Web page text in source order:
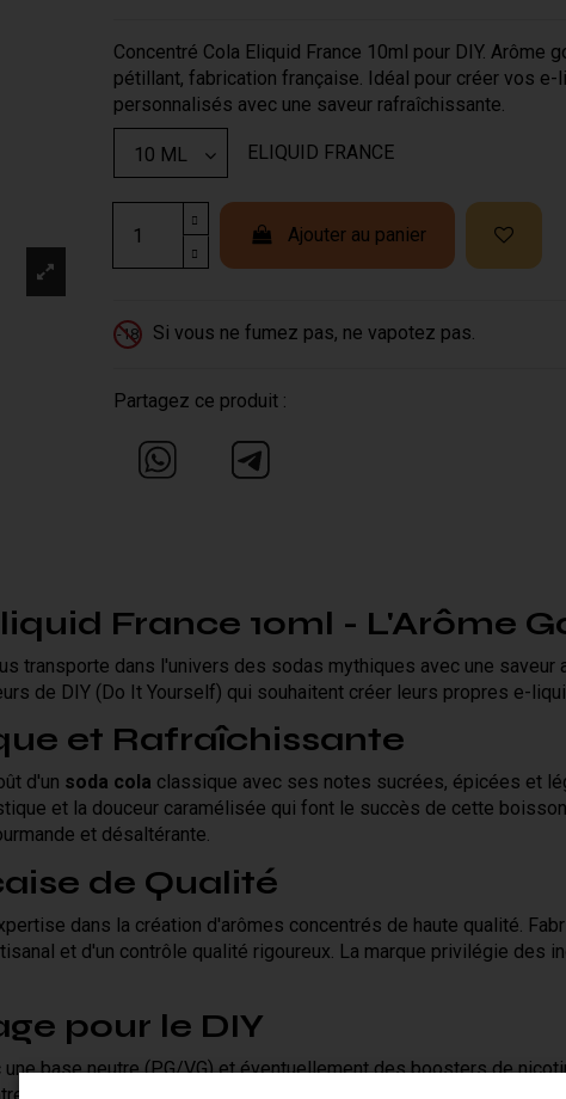
Concentré Cola Eliquid France 10ml pour DIY. Arôme
pétillant, fabrication française. Idéal pour créer vos e-
personnalisés avec une saveur rafraîchissante.
ELIQUID FRANCE
Ajouter au panier
-18 Si vous ne fumez pas, ne vapotez pas.
Partagez ce produit :
France 10ml - L'Arôme
transporte dans l'univers des sodas mythiques avec une saveur
de DIY (Do It Yourself) qui souhaitent créer leurs propres e-
et Rafraîchissante
d'un soda cola classique avec ses notes sucrées, épicées et
et la douceur caramélisée qui font le succès de cette
et désaltérante.
de Qualité
dans la création d'arômes concentrés de haute qualité.
et d'un contrôle qualité rigoureux. La marque privilégie des
pour le DIY
base neutre (PG/VG) et éventuellement des boosters de